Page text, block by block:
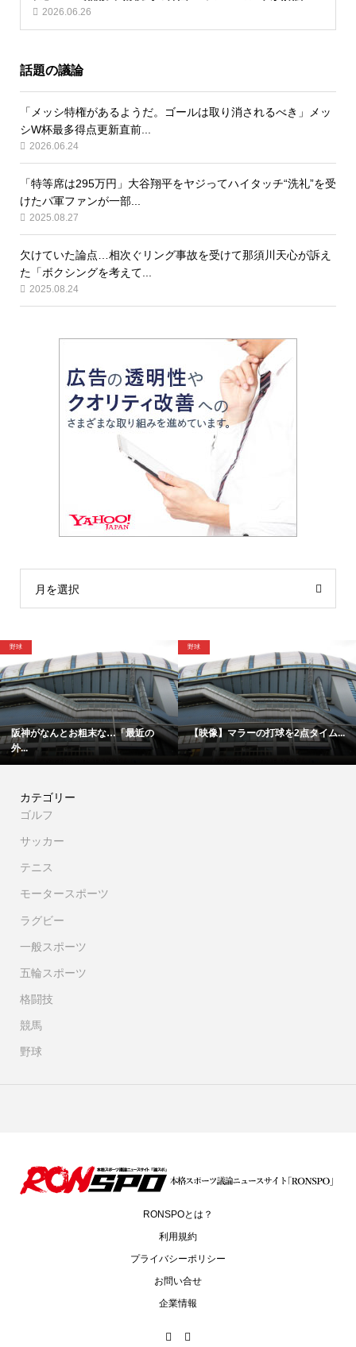
2026.06.26
話題の議論
「メッシ特権があるようだ。ゴールは取り消されるべき」メッ
シW杯最多得点更新直前...
2026.06.24
「特等席は295万円」大谷翔平をヤジってハイタッチ“洗礼”を受
けたパ軍ファンが一部...
2025.08.27
欠けていた論点…相次ぐリング事故を受けて那須川天心が訴え
た「ボクシングを考えて...
2025.08.24
月を選択
野球
阪神がなんとお粗末な…「最近の
外...
野球
【映像】マラーの打球を2点タイム...
カテゴリー
ゴルフ
サッカー
テニス
モータースポーツ
ラグビー
一般スポーツ
五輪スポーツ
格闘技
競馬
野球
RONSPOとは？
利用規約
プライバシーポリシー
お問い合せ
企業情報